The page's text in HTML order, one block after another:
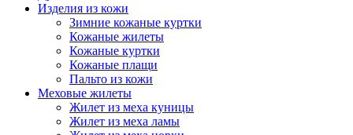
Изделия из кожи
Зимние кожаные куртки
Кожаные жилеты
Кожаные куртки
Кожаные плащи
Пальто из кожи
Меховые жилеты
Жилет из меха куницы
Жилет из меха ламы